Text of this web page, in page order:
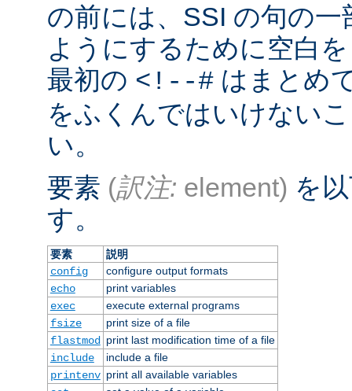
の前には、SSI の句の
ようにするために空白
最初の <!--# はまとめ
をふくんではいけない
い。
要素 (訳注: element) を
す。
要素
説明
config
configure output formats
echo
print variables
exec
execute external programs
fsize
print size of a file
flastmod
print last modification time of a file
include
include a file
printenv print all available variables